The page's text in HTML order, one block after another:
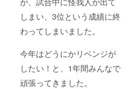
しまい、3位という成績に終
わってしまいました。
今年はどうにかリベンジが
したい！と、1年間みんなで
頑張ってきました。